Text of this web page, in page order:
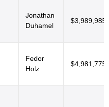
Jonathan
Duhamel
$3,989,985
Fedor
Holz
$4,981,775